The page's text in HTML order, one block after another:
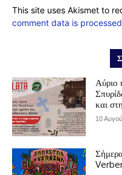
This site uses Akismet to
comment data is
Αύριο
και
10